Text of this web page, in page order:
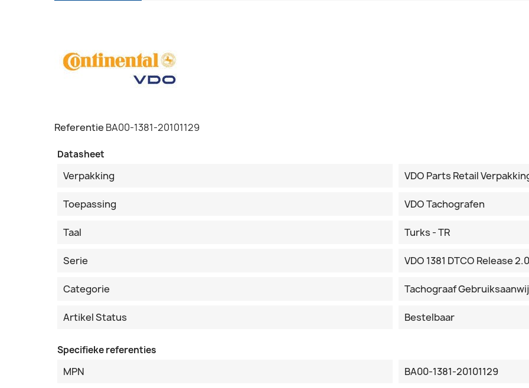
Referentie BA00-1381-20101129
Datasheet
Verpakking VDO Parts Retail
Toepassing VDO Tachografen
Taal Turks - TR
Serie VDO 1381 DTCO Release 2.0
Categorie Tachograaf
Artikel Status Bestelbaar
Specifieke referenties
MPN BA00-1381-20101129